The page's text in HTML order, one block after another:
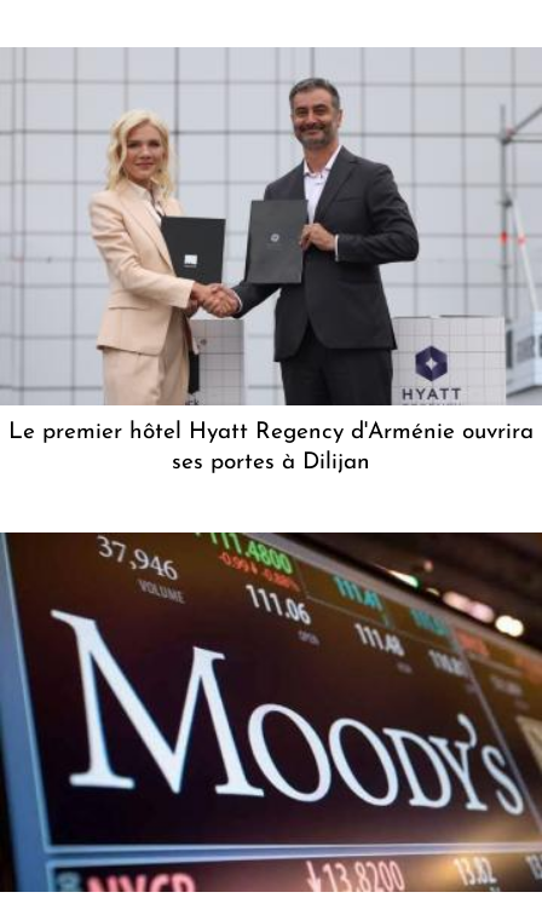
Le premier hôtel Hyatt Regency d'Arménie ouvrira
ses portes à Dilijan